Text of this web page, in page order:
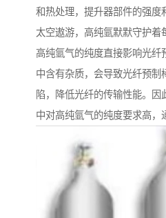
和热处理，提升器部件的强度
太空遨游，高纯氩默默守护着
高纯氩气的纯度直接影响光纤
中含有杂质，会导致光纤预制
陷，降低光纤的传输性能。因
中对高纯氩气的纯度要求高，